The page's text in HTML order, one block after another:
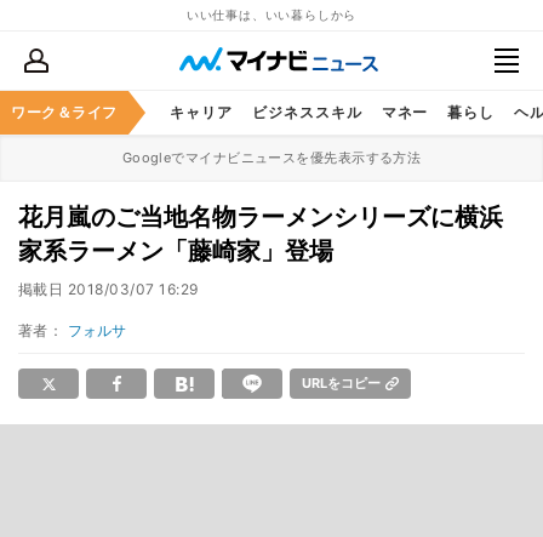
いい仕事は、いい暮らしから
ワーク＆ライフ キャリア ビジネススキル マネー 暮らし ヘ
Googleでマイナビニュースを優先表示する方法
花月嵐のご当地名物ラーメンシリーズに横浜
家系ラーメン「藤崎家」登場
掲載日 2018/03/07 16:29
著者： フォルサ
URLをコピー